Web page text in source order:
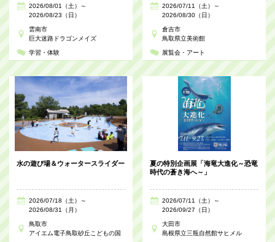
2026/08/01（土）～
2026/08/23（日）
雲南市
巨大迷路ドラゴンメイズ
学習・体験
2026/07/11（土）～
2026/08/30（日）
倉吉市
鳥取県立美術館
展覧会・アート
水の遊び場＆ウォータースライダー
2026/07/18（土）～
2026/08/31（月）
鳥取市
アイエム電子鳥取砂丘こどもの国
夏の特別企画展「海竜大進化～恐竜
時代の蒼き海へ～」
2026/07/11（土）～
2026/09/27（日）
大田市
島根県立三瓶自然館サヒメル